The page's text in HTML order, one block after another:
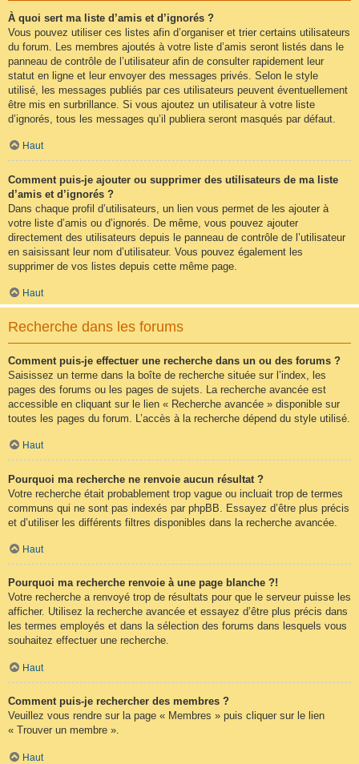
À quoi sert ma liste d’amis et d’ignorés ?
Vous pouvez utiliser ces listes afin d’organiser et trier certains utilisateurs
du forum. Les membres ajoutés à votre liste d’amis seront listés dans le
panneau de contrôle de l’utilisateur afin de consulter rapidement leur
statut en ligne et leur envoyer des messages privés. Selon le style
utilisé, les messages publiés par ces utilisateurs peuvent éventuellement
être mis en surbrillance. Si vous ajoutez un utilisateur à votre liste
d’ignorés, tous les messages qu’il publiera seront masqués par défaut.
Haut
Comment puis-je ajouter ou supprimer des utilisateurs de ma liste
d’amis et d’ignorés ?
Dans chaque profil d’utilisateurs, un lien vous permet de les ajouter à
votre liste d’amis ou d’ignorés. De même, vous pouvez ajouter
directement des utilisateurs depuis le panneau de contrôle de l’utilisateur
en saisissant leur nom d’utilisateur. Vous pouvez également les
supprimer de vos listes depuis cette même page.
Haut
Recherche dans les forums
Comment puis-je effectuer une recherche dans un ou des forums ?
Saisissez un terme dans la boîte de recherche située sur l’index, les
pages des forums ou les pages de sujets. La recherche avancée est
accessible en cliquant sur le lien « Recherche avancée » disponible sur
toutes les pages du forum. L’accès à la recherche dépend du style utilisé.
Haut
Pourquoi ma recherche ne renvoie aucun résultat ?
Votre recherche était probablement trop vague ou incluait trop de termes
communs qui ne sont pas indexés par phpBB. Essayez d’être plus précis
et d’utiliser les différents filtres disponibles dans la recherche avancée.
Haut
Pourquoi ma recherche renvoie à une page blanche ?!
Votre recherche a renvoyé trop de résultats pour que le serveur puisse les
afficher. Utilisez la recherche avancée et essayez d’être plus précis dans
les termes employés et dans la sélection des forums dans lesquels vous
souhaitez effectuer une recherche.
Haut
Comment puis-je rechercher des membres ?
Veuillez vous rendre sur la page « Membres » puis cliquer sur le lien
« Trouver un membre ».
Haut